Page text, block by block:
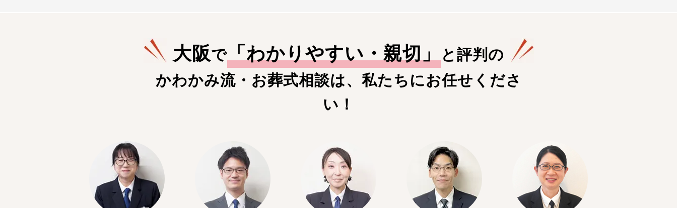
大阪 で 「 わかりやすい・親切 」
と評判の
かわかみ流・お葬式相談は、私たちにお任せくださ
い！